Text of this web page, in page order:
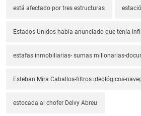
está afectado por tres estructuras
Estados Unidos había anunciado que tenía
estafas inmobiliarias- sumas millonarias-
Esteban Mira Caballos-filtros ideológicos-
estocada al chofer Deivy Abreu